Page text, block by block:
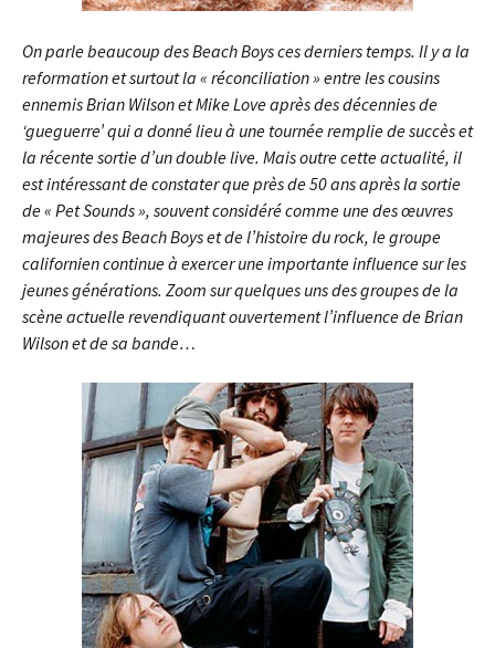
On parle beaucoup des Beach Boys ces derniers temps. Il y a la
reformation et surtout la « réconciliation » entre les cousins
ennemis Brian Wilson et Mike Love après des décennies de
‘gueguerre’ qui a donné lieu à une tournée remplie de succès et
la récente sortie d’un double live. Mais outre cette actualité, il
est intéressant de constater que près de 50 ans après la sortie
de « Pet Sounds », souvent considéré comme une des œuvres
majeures des Beach Boys et de l’histoire du rock, le groupe
californien continue à exercer une importante influence sur les
jeunes générations. Zoom sur quelques uns des groupes de la
scène actuelle revendiquant ouvertement l’influence de Brian
Wilson et de sa bande…